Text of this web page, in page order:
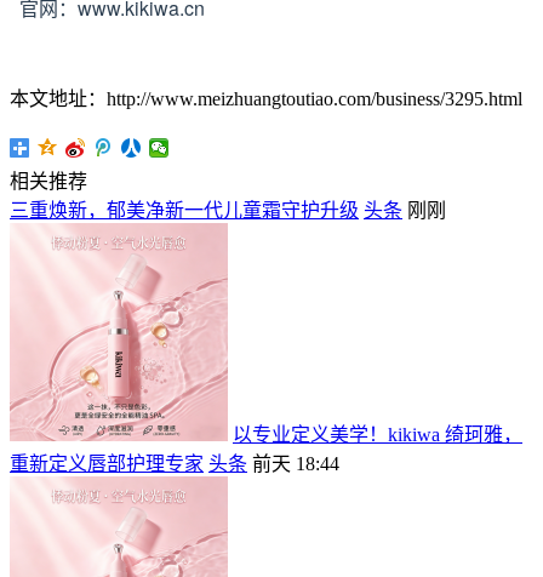
官网：www.kikiwa.cn
本文地址：http://www.meizhuangtoutiao.com/business/3295.html
相关推荐
三重焕新，郁美净新一代儿童霜守护升级 头条 刚刚
以专业定义美学！kikiwa 绮珂雅，
重新定义唇部护理专家 头条 前天 18:44